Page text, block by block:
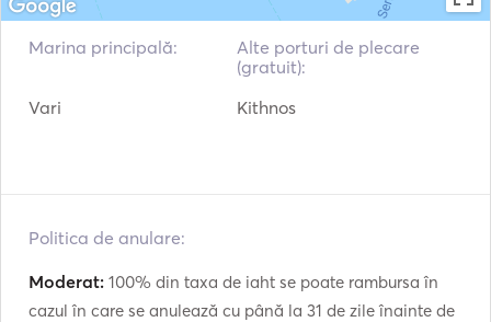
Marina principală:
Vari
Alte porturi de plecare
(gratuit):
Kithnos
Politica de anulare:
Moderat: 100% din taxa de iaht se poate rambursa în
cazul în care se anulează cu până la 31 de zile înainte de